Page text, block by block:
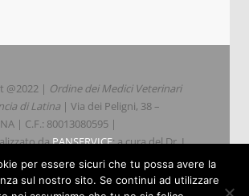
@2022 | Ordine dei Medici Veterinari
di Latina | Via dei Peligni, 38 –
| C.F.: 80013080595 |
daPANSERVICE; a cura del Dr. L.
per essere sicuri che tu possa avere la
sul nostro sito. Se continui ad utilizzare